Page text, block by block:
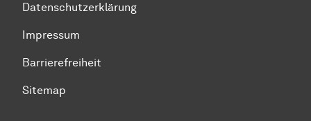
Datenschutzerklärung
Impressum
Barrierefreiheit
Sitemap